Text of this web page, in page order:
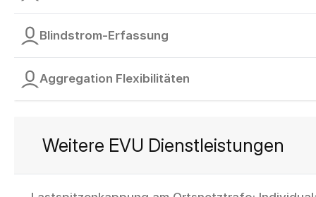
Blindstrom-Erfassung
Aggregation Flexibilitäten
Weitere EVU Dienstleistungen